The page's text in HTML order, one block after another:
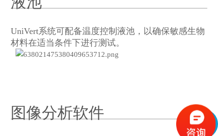
UniVert系统可配备温度控制液池，以确保敏感生物
材料在适当条件下进行测试。
图像分析软件